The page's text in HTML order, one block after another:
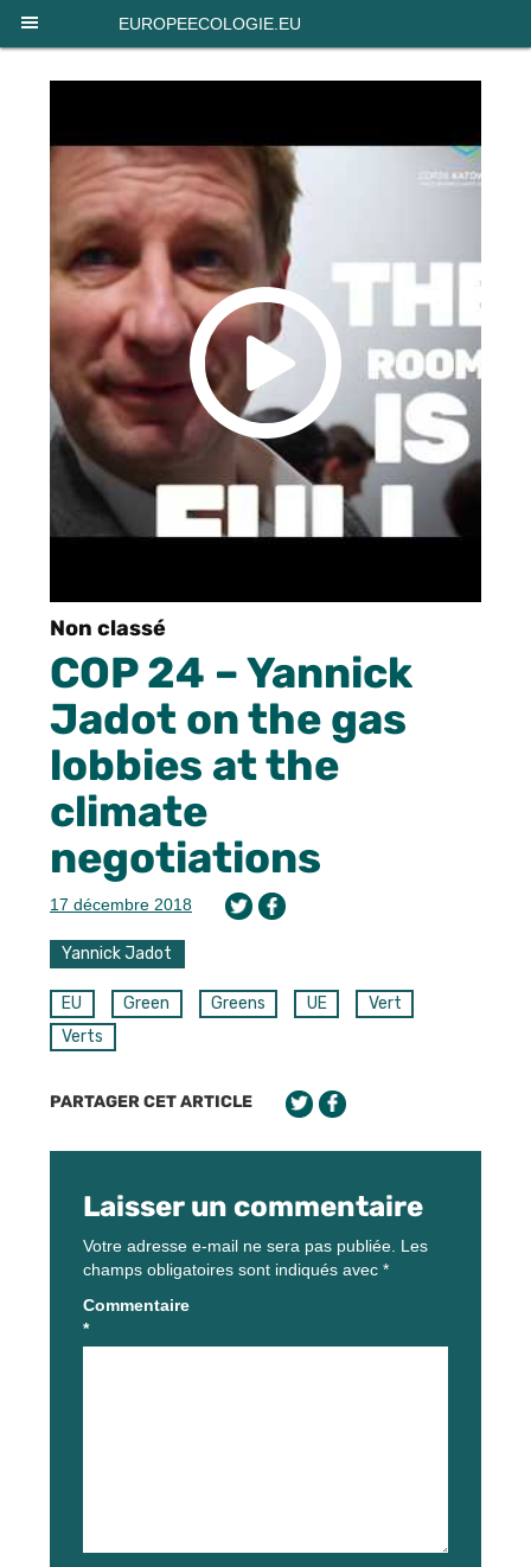
EUROPEECOLOGIE.EU
Non classé
COP 24 – Yannick
Jadot on the gas
lobbies at the
climate
negotiations
17 décembre 2018
Yannick Jadot
EU Green Greens UE
Vert
Verts
PARTAGER CET ARTICLE
Laisser un commentaire
Votre adresse e-mail ne sera pas publiée. Les
champs obligatoires sont indiqués avec *
Commentaire
*